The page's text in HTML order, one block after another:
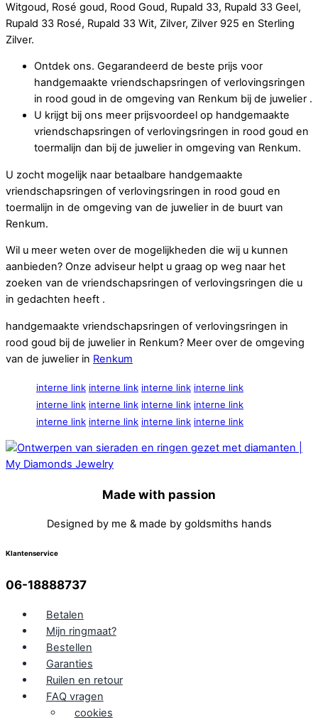
Witgoud, Rosé goud, Rood Goud, Rupald 33, Rupald 33 Geel,
Rupald 33 Rosé, Rupald 33 Wit, Zilver, Zilver 925 en Sterling
Zilver.
Ontdek ons. Gegarandeerd de beste prijs voor
handgemaakte vriendschapsringen of verlovingsringen
in rood goud in de omgeving van Renkum bij de juwelier .
U krijgt bij ons meer prijsvoordeel op handgemaakte
vriendschapsringen of verlovingsringen in rood goud en
toermalijn dan bij de juwelier in omgeving van Renkum.
U zocht mogelijk naar betaalbare handgemaakte
vriendschapsringen of verlovingsringen in rood goud en
toermalijn in de omgeving van de juwelier in de buurt van
Renkum.
Wil u meer weten over de mogelijkheden die wij u kunnen
aanbieden? Onze adviseur helpt u graag op weg naar het
zoeken van de vriendschapsringen of verlovingsringen die u
in gedachten heeft .
handgemaakte vriendschapsringen of verlovingsringen in
rood goud bij de juwelier in Renkum? Meer over de omgeving
van de juwelier in Renkum
interne link interne link interne link interne link
interne link interne link interne link interne link
interne link interne link interne link interne link
Made with passion
Designed by me & made by goldsmiths hands
Klantenservice
06-18888737
Betalen
Mijn ringmaat?
Bestellen
Garanties
Ruilen en retour
FAQ vragen
cookies